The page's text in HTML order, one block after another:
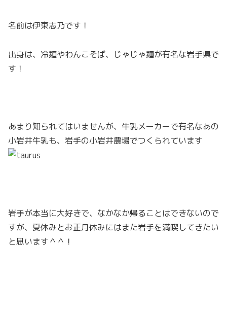
名前は伊東志乃です！
出身は、冷麺やわんこそば、じゃじゃ麺が有名な岩手県で
す！
あまり知られてはいませんが、牛乳メーカーで有名なあの
小岩井牛乳も、岩手の小岩井農場でつくられています
岩手が本当に大好きで、なかなか帰ることはできないので
すが、夏休みとお正月休みにはまた岩手を満喫してきたい
と思います＾＾！